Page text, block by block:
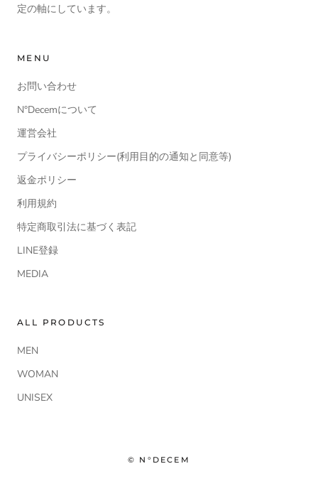
定の軸にしています。
MENU
お問い合わせ
N°Decemについて
運営会社
プライバシーポリシー(利用目的の通知と同意等)
返金ポリシー
利用規約
特定商取引法に基づく表記
LINE登録
MEDIA
ALL PRODUCTS
MEN
WOMAN
UNISEX
© N°DECEM